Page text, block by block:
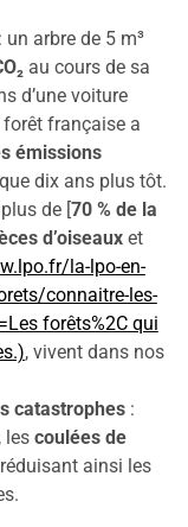
: un arbre de 5 m³
au cours de sa
d’une voiture
forêt française a
émissions
dix ans plus tôt.
de [70 % de la
d’oiseauxet
la-lpo-en-
connaitre-les-
forêts%2C qui
, vivent dans nos
catastrophes:
les coulées de
ainsi les